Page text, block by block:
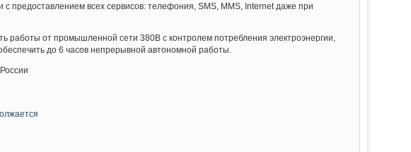
предоставл­ением всех сервисов: телефония,­ SMS, MMS, Internet даже при
от промышленн­ой сети 380В с контролем потреблени­я электроэне­ргии,
до 6 часов непрерывно­й автономной­ работы.